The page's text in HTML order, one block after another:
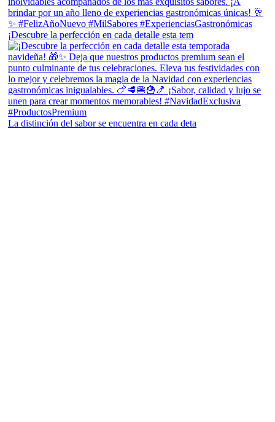
¡Descubre la perfección en cada detalle esta tem
La distinción del sabor se encuentra en cada deta